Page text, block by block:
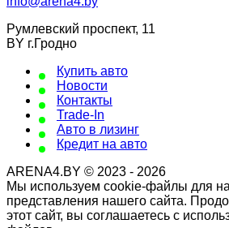
Румлевский проспект, 11
BY г.Гродно
Купить авто
Новости
Контакты
Trade-In
Авто в лизинг
Кредит на авто
ARENA4.BY © 2023 - 2026
Мы используем cookie-файлы для
представления нашего сайта.
этот сайт, вы соглашаетесь с